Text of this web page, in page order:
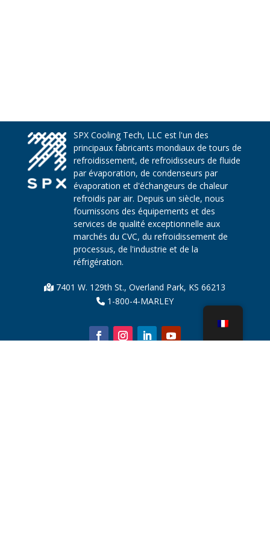
SPX Cooling Tech, LLC est l'un des
principaux fabricants mondiaux de tours de
refroidissement, de refroidisseurs de fluide
par évaporation, de condenseurs par
évaporation et d'échangeurs de chaleur
refroidis par air. Depuis un siècle, nous
fournissons des équipements et des
services de qualité exceptionnelle aux
marchés du CVC, du refroidissement de
processus, de l'industrie et de la
réfrigération.
7401 W. 129th St., Overland Park, KS 66213
1-800-4-MARLEY